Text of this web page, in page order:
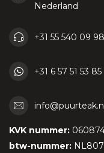
Nederland
+31 55 540 09 98
+31 6 57 51 53 85
KVK nummer:
btw-nummer: